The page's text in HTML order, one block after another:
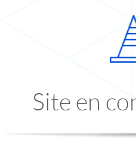
Site en